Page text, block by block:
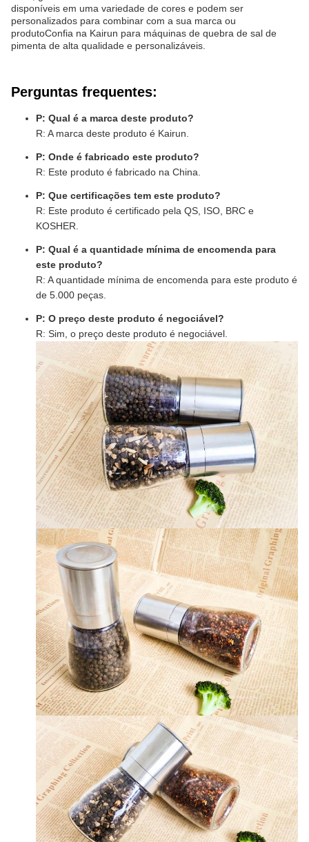
disponíveis em uma variedade de cores e podem ser
personalizados para combinar com a sua marca ou
produtoConfia na Kairun para máquinas de quebra de sal de
pimenta de alta qualidade e personalizáveis.
Perguntas frequentes:
P: Qual é a marca deste produto?
R: A marca deste produto é Kairun.
P: Onde é fabricado este produto?
R: Este produto é fabricado na China.
P: Que certificações tem este produto?
R: Este produto é certificado pela QS, ISO, BRC e
KOSHER.
P: Qual é a quantidade mínima de encomenda para
este produto?
R: A quantidade mínima de encomenda para este produto é
de 5.000 peças.
P: O preço deste produto é negociável?
R: Sim, o preço deste produto é negociável.